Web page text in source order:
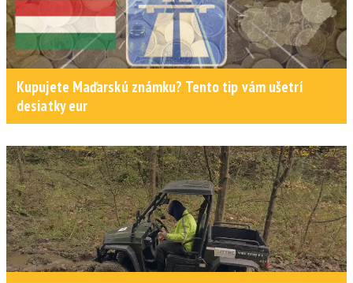
Kupujete Maďarskú známku? Tento tip vám ušetrí
desiatky eur